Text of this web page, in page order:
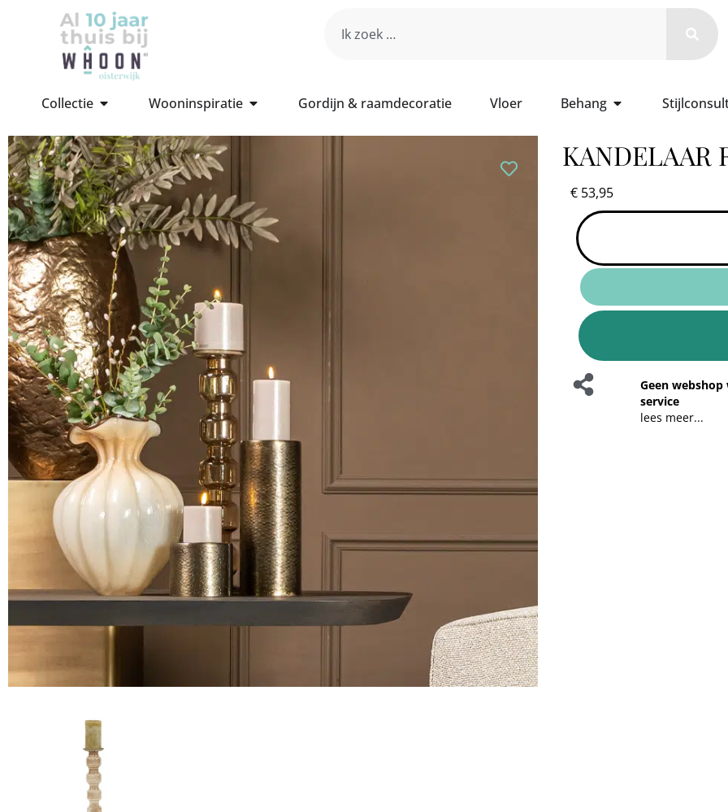
Collectie Wooninspiratie Gordijn & raamdecoratie Vloer Behang
KANDELAAR
€ 53,95
Geen webshop
service
lees meer...